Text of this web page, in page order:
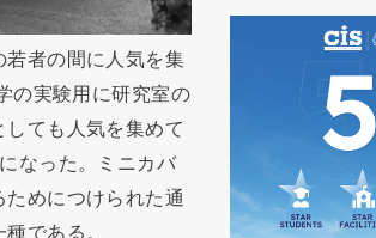
若者の間に人気を集
の実験用に研究室の
ても人気を集めて
なった。ミニカバ
めにつけられた通
である。